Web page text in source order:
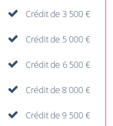
Crédit de 3 500 €
Crédit de 5 000 €
Crédit de 6 500 €
Crédit de 8 000 €
Crédit de 9 500 €